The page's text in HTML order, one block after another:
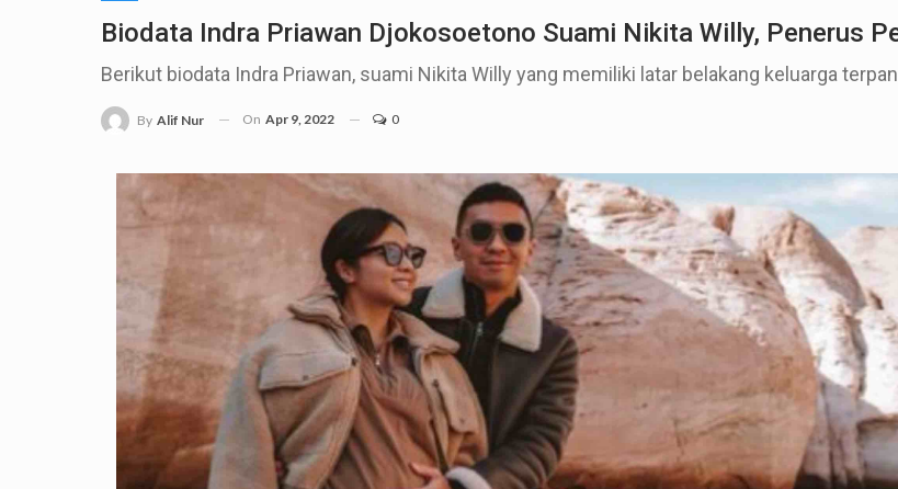
Biodata Indra Priawan Djokosoetono Suami Nikita Willy, Penerus
Berikut biodata Indra Priawan, suami Nikita Willy yang memiliki latar belakang keluarga
By Alif Nur On Apr 9, 2022 0